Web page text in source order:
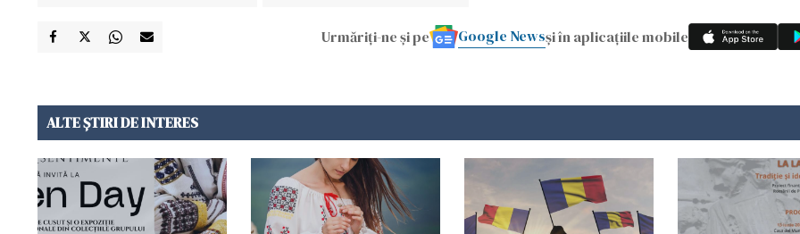
Urmăriți-ne și pe Google Newsși în aplicațiile mobile
ALTE ȘTIRI DE INTERES